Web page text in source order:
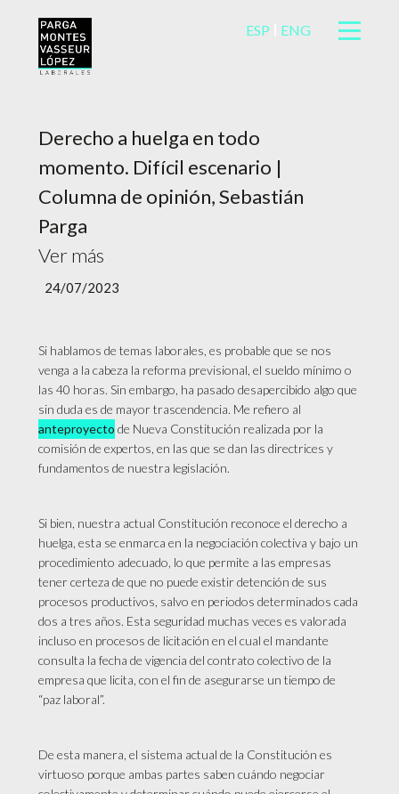
ESP ENG
Derecho a huelga en todo
momento. Difícil escenario |
Columna de opinión, Sebastián
Parga
Ver más
24/07/2023
Si hablamos de temas laborales, es probable que se nos
venga a la cabeza la reforma previsional, el sueldo mínimo o
las 40 horas. Sin embargo, ha pasado desapercibido algo que
sin duda es de mayor trascendencia. Me refiero al
anteproyecto de Nueva Constitución realizada por la
comisión de expertos, en las que se dan las directrices y
fundamentos de nuestra legislación.
Si bien, nuestra actual Constitución reconoce el derecho a
huelga, esta se enmarca en la negociación colectiva y bajo un
procedimiento adecuado, lo que permite a las empresas
tener certeza de que no puede existir detención de sus
procesos productivos, salvo en periodos determinados cada
dos a tres años. Esta seguridad muchas veces es valorada
incluso en procesos de licitación en el cual el mandante
consulta la fecha de vigencia del contrato colectivo de la
empresa que licita, con el fin de asegurarse un tiempo de
“paz laboral”.
De esta manera, el sistema actual de la Constitución es
virtuoso porque ambas partes saben cuándo negociar